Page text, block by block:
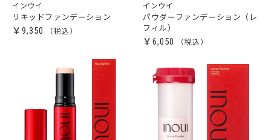
インウイ
リキッドファンデーション
￥9,350
インウイ
パウダーファンデーション（レ
フィル）
￥6,050